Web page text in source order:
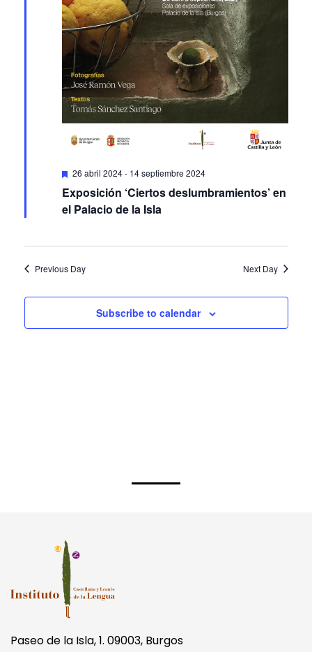
Featured
26 abril 2024- 14 septiembre 2024
Exposición ‘Ciertos deslumbramientos’ en
el Palacio de la Isla
Previous Day Next Day
Subscribe to calendar
Paseo de la Isla, 1. 09003, Burgos